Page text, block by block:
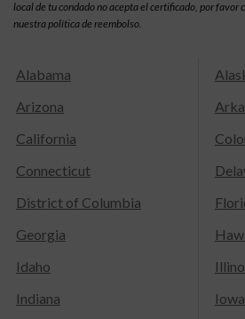
local de tu condado no acepta el certificado, por favor
nuestra política de reembolso.
Alabama
Arizona
California
Connecticut
District of Columbia
Georgia
Idaho
Indiana
Iowa